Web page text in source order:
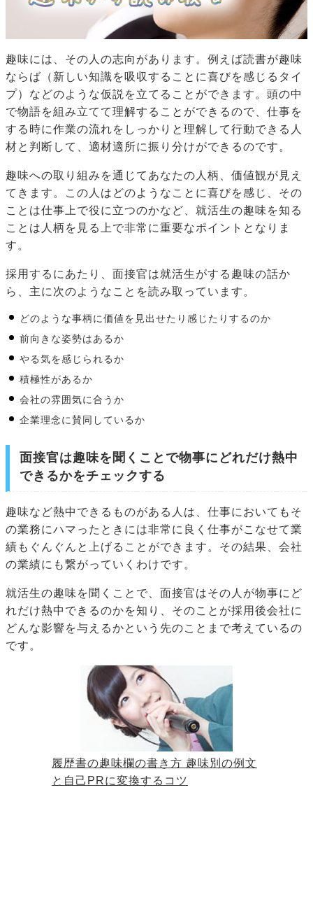
趣味には、その人の志向があります。例えば読書が趣味
ならば（新しい知識を吸収することに喜びを感じるタイ
プ）などのような仮説を立てることができます。頭の中
で物語を組み立てて理解することができるので、仕事を
する時に作業の流れをしっかりと理解して行動できる人
材と判断して、適材適所に振り分けができるのです。
趣味への取り組みを通じてあなたの人柄、価値観が見え
てきます。この人はどのようなことに喜びを感じ、その
ことは仕事上で役に立つのかなど、就活生の趣味を知る
ことは人柄を見る上で非常に重要なポイントとなりま
す。
採用するにあたり、面接官は就活生がする趣味の話か
ら、主に次のようなことを読み取っています。
どのような事柄に価値を見出せたり感じたりするのか
前向きな姿勢はあるか
やる気を感じられるか
積極性があるか
会社の雰囲気に合うか
企業理念に賛同しているか
面接官は趣味を聞くことで物事にどれだけ熱中
できるかをチェックする
趣味など熱中できるものがある人は、仕事においてもそ
の業務にハマったときには非常に良く仕事がこなせて業
績もぐんぐんと上げることができます。その結果、会社
の業績にも繋がっていくわけです。
就活生の趣味を聞くことで、面接官はその人が物事にど
れだけ熱中できるのかを知り、そのことが採用後会社に
どんな影響を与えるかという先のことまで考えているの
です。
履歴書の趣味欄の書き方 趣味別の例文
と自己PRに変換するコツ